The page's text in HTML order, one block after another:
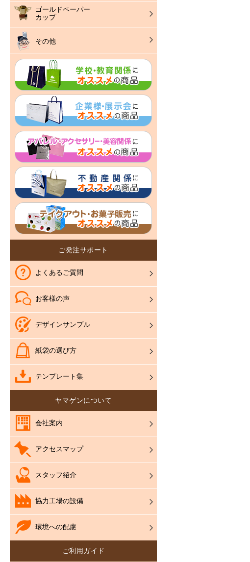
ゴールドペーパー
カップ
その他
ご発注サポート
よくあるご質問
お客様の声
デザインサンプル
紙袋の選び方
テンプレート集
ヤマゲンについて
会社案内
アクセスマップ
スタッフ紹介
協力工場の設備
環境への配慮
ご利用ガイド